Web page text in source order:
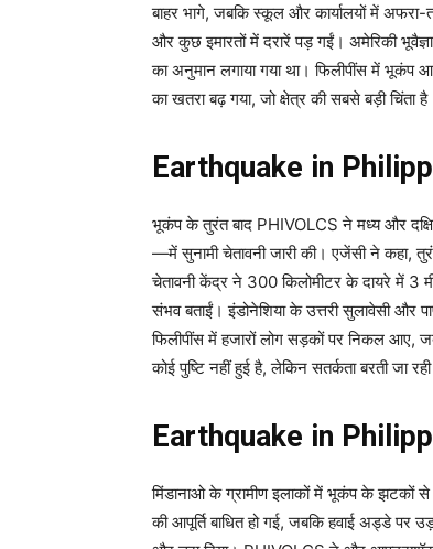
बाहर भागे, जबकि स्कूल और कार्यालयों में अफरा-
और कुछ इमारतों में दरारें पड़ गईं। अमेरिकी
का अनुमान लगाया गया था। फिलीपींस में भूकंप
का खतरा बढ़ गया, जो क्षेत्र की सबसे बड़ी चिंता
Earthquake in
भूकंप के तुरंत बाद PHIVOLCS ने मध्य और
—में सुनामी चेतावनी जारी की। एजेंसी ने कहा,
चेतावनी केंद्र ने 300 किलोमीटर के दायरे में 3
संभव बताईं। इंडोनेशिया के उत्तरी सुलावेसी और
फिलीपींस में हजारों लोग सड़कों पर निकल आए,
कोई पुष्टि नहीं हुई है, लेकिन सतर्कता बरती जा
Earthquake in
मिंडानाओ के ग्रामीण इलाकों में भूकंप के झटकों
की आपूर्ति बाधित हो गई, जबकि हवाई अड्डे पर